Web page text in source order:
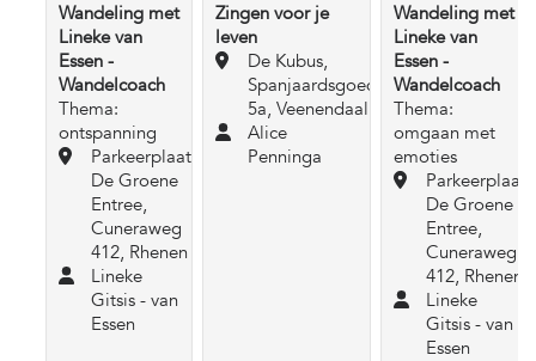
Wandeling met
Lineke van
Essen -
Wandelcoach
Thema:
ontspanning
Parkeerplaats
De Groene
Entree,
Cuneraweg
412, Rhenen
Lineke
Gitsis - van
Essen
Zingen voor je
leven
De Kubus,
Spanjaardsgoed
5a, Veenendaal
Alice
Penninga
Wandeling met
Lineke van
Essen -
Wandelcoach
Thema:
omgaan met
emoties
Parkeerplaats
De Groene
Entree,
Cuneraweg
412, Rhenen
Lineke
Gitsis - van
Essen